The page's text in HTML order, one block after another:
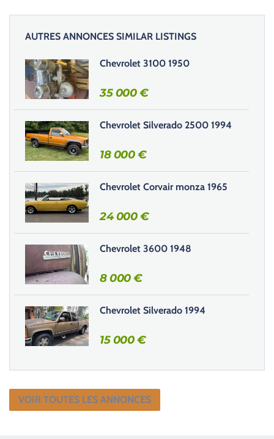
s
e
r
c
e
c
h
a
m
p
v
i
d
e
AUTRES ANNONCES SIMILAR LISTINGS
Chevrolet 3100 1950
35 000€
Chevrolet Silverado 2500 1994
18 000€
Chevrolet Corvair monza 1965
24 000€
Chevrolet 3600 1948
8 000€
Chevrolet Silverado 1994
15 000€
VOIR TOUTES LES ANNONCES